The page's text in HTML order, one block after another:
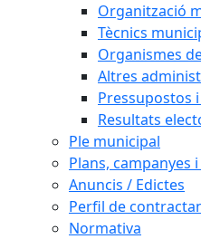
Organització
Tècnics
Organismes
Altres
Pressupostos
Resultats
Ple municipal
Plans, campanyes
Anuncis / Edictes
Perfil de
Normativa